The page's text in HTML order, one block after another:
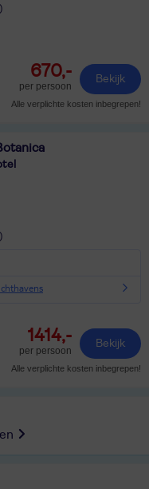
670,-
per persoon
Bekijk
Alle verplichte kosten inbegrepen!
1414,-
per persoon
Bekijk
Alle verplichte kosten inbegrepen!